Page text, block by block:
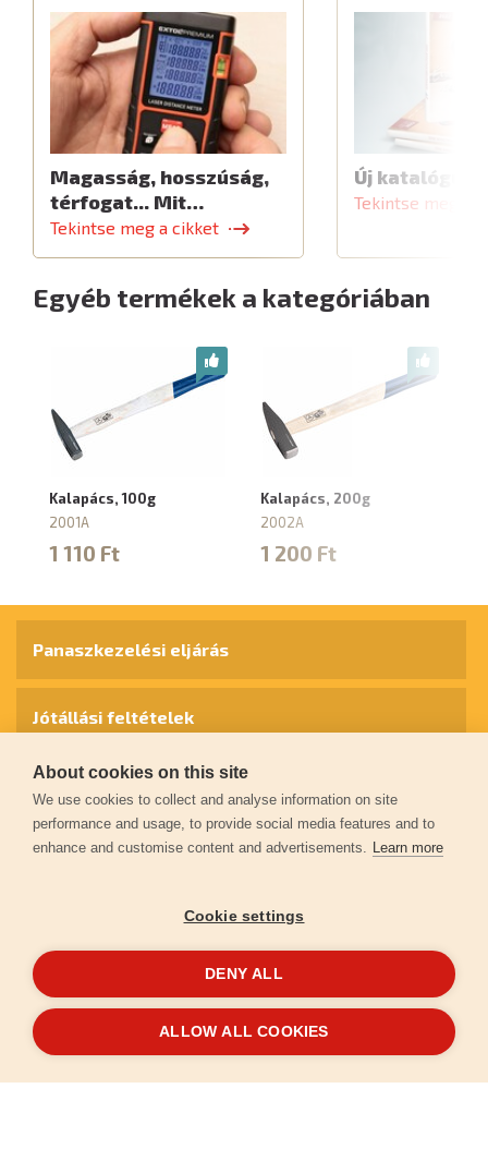
Magasság, hosszúság,
térfogat... Mit…
Tekintse meg a cikket
Új katalógus
Tekintse meg a
Egyéb termékek a kategóriában
Kalapács, 100g
2001A
1 110 Ft
Kalapács, 200g
2002A
1 200 Ft
© 2026extol.hu- Minden jog fenntartva
Panaszkezelési eljárás
Jótállási feltételek
Személyes adatok védelme
Kapcsolat
Garancia regisztráció
LétrehoztaFEO
About cookies on this site
We use cookies to collect and analyse information on site
performance and usage, to provide social media features and to
enhance and customise content and advertisements. Learn more
Cookie settings
DENY ALL
ALLOW ALL COOKIES